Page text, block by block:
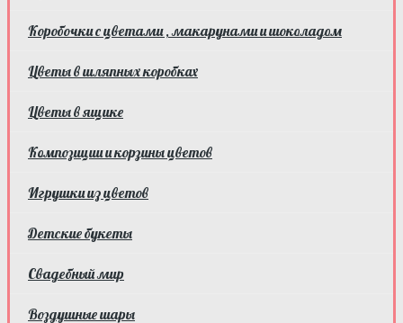
Коробочки с цветами , макарунами и шоколадом
Цветы в шляпных коробках
Цветы в ящике
Композиции и корзины цветов
Игрушки из цветов
Детские букеты
Свадебный мир
Воздушные шары